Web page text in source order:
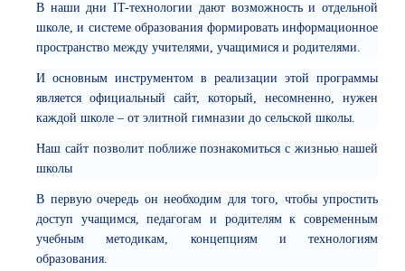
В наши дни IT-технологии дают возможность и отдельной
школе, и системе образования формировать информационное
пространство между учителями, учащимися и родителями.
И основным инструментом в реализации этой программы
является официальный сайт, который, несомненно, нужен
каждой школе – от элитной гимназии до сельской школы.
Наш сайт позволит поближе познакомиться с жизнью нашей
школы
В первую очередь он необходим для того, чтобы упростить
доступ учащимся, педагогам и родителям к современным
учебным методикам, концепциям и технологиям
образования.